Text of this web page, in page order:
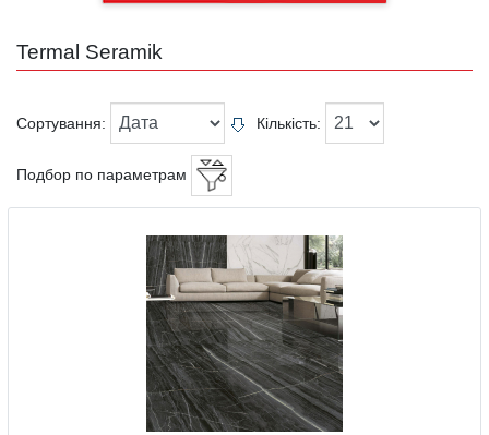
Termal Seramik
Сортування: Кількість:
Подбор по параметрам